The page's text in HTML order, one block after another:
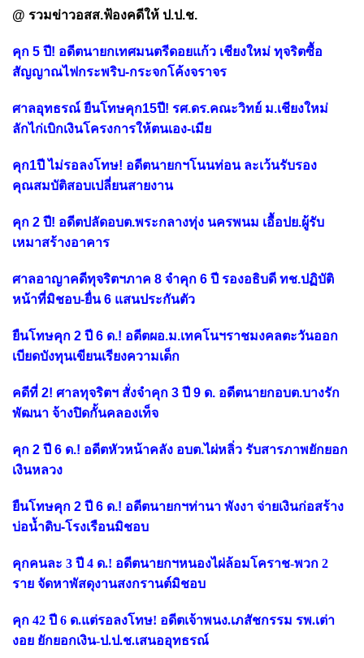
@ รวมข่าวอสส.ฟ้องคดีให้ ป.ป.ช.
คุก 5 ปี! อดีตนายกเทศมนตรีดอยแก้ว เชียงใหม่ ทุจริตซื้อ
สัญญาณไฟกระพริบ-กระจกโค้งจราจร
ศาลอุทธรณ์ ยืนโทษคุก15ปี! รศ.ดร.คณะวิทย์ ม.เชียงใหม่
ลักไก่เบิกเงินโครงการให้ตนเอง-เมีย
คุก1ปี ไม่รอลงโทษ! อดีตนายกฯโนนท่อน ละเว้นรับรอง
คุณสมบัติสอบเปลี่ยนสายงาน
คุก 2 ปี! อดีตปลัดอบต.พระกลางทุ่ง นครพนม เอื้อปย.ผู้รับ
เหมาสร้างอาคาร
ศาลอาญาคดีทุจริตฯภาค 8 จำคุก 6 ปี รองอธิบดี ทช.ปฏิบัติ
หน้าที่มิชอบ-ยื่น 6 แสนประกันตัว
ยืนโทษคุก 2 ปี 6 ด.! อดีตผอ.ม.เทคโนฯราชมงคลตะวันออก
เบียดบังทุนเขียนเรียงความเด็ก
คดีที่ 2! ศาลทุจริตฯ สั่งจำคุก 3 ปี 9 ด. อดีตนายกอบต.บางรัก
พัฒนา จ้างปิดกั้นคลองเท็จ
คุก 2 ปี 6 ด.! อดีตหัวหน้าคลัง อบต.ไผ่หลิ่ว รับสารภาพยักยอก
เงินหลวง
ยืนโทษคุก 2 ปี 6 ด.! อดีตนายกฯท่านา พังงา จ่ายเงินก่อสร้าง
บ่อน้ำดิบ-โรงเรือนมิชอบ
คุกคนละ 3 ปี 4 ด.! อดีตนายกฯหนองไผ่ล้อมโคราช-พวก 2
ราย จัดหาพัสดุงานสงกรานต์มิชอบ
คุก 42 ปี 6 ด.แต่รอลงโทษ! อดีตเจ้าพนง.เภสัชกรรม รพ.เต่า
งอย ยักยอกเงิน-ป.ป.ช.เสนออุทธรณ์